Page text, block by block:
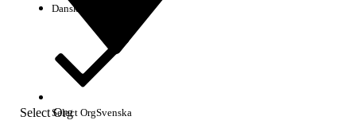
Här är några söktips
Kontrollera stavningen av dina nyckelord.
Select Org
Dansk
Select OrgSvenska